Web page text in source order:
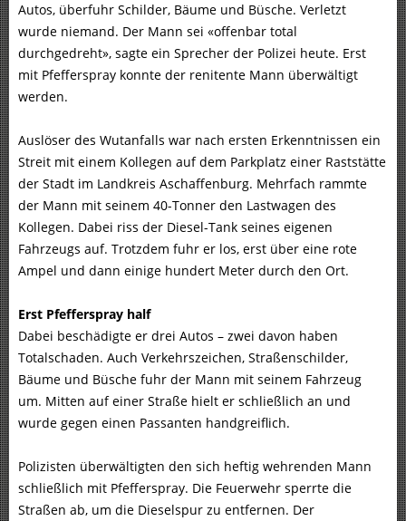
Autos, überfuhr Schilder, Bäume und Büsche. Verletzt
wurde niemand. Der Mann sei «offenbar total
durchgedreht», sagte ein Sprecher der Polizei heute. Erst
mit Pfefferspray konnte der renitente Mann überwältigt
werden.
Auslöser des Wutanfalls war nach ersten Erkenntnissen ein
Streit mit einem Kollegen auf dem Parkplatz einer Raststätte
der Stadt im Landkreis Aschaffenburg. Mehrfach rammte
der Mann mit seinem 40-Tonner den Lastwagen des
Kollegen. Dabei riss der Diesel-Tank seines eigenen
Fahrzeugs auf. Trotzdem fuhr er los, erst über eine rote
Ampel und dann einige hundert Meter durch den Ort.
Erst Pfefferspray half
Dabei beschädigte er drei Autos – zwei davon haben
Totalschaden. Auch Verkehrszeichen, Straßenschilder,
Bäume und Büsche fuhr der Mann mit seinem Fahrzeug
um. Mitten auf einer Straße hielt er schließlich an und
wurde gegen einen Passanten handgreiflich.
Polizisten überwältigten den sich heftig wehrenden Mann
schließlich mit Pfefferspray. Die Feuerwehr sperrte die
Straßen ab, um die Dieselspur zu entfernen. Der